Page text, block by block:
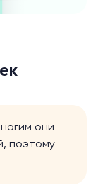
они
поэтому